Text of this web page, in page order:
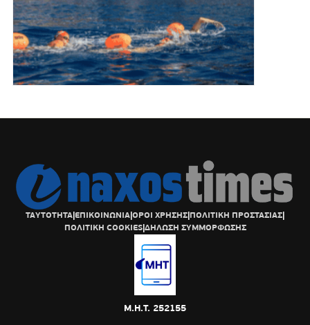
ΤΑΥΤΟΤΗΤΑ|ΕΠΙΚΟΙΝΩΝΙΑ|ΟΡΟΙ ΧΡΗΣΗΣ|ΠΟΛΙΤΙΚΗ ΠΡΟΣΤΑΣΙΑΣ|
ΠΟΛΙΤΙΚΗ COOKIES|ΔΗΛΩΣΗ ΣΥΜΜΟΡΦΩΣΗΣ
Μ.Η.Τ. 252155